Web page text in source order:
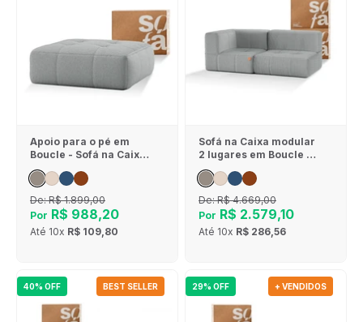
Apoio para o pé em
Boucle - Sofá na Caixa
- Cinza
De:R$ 1.899,00
Por R$ 988,20
Até 10x R$ 109,80
Sofá na Caixa modular
2 lugares em Boucle - 1
De:R$ 4.669,00
Por R$ 2.579,10
Até 10x R$ 286,56
40% OFF BEST SELLER 29% OFF + VENDIDOS